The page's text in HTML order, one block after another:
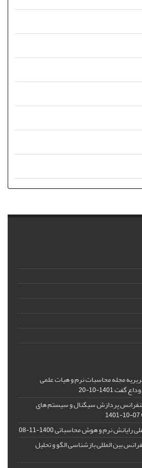
مجله محاسبات نرم و هیات علمی
وداع گفت1401-10-20
پردازش سیگنال و سیستم های
1401-10-07
رایانش نرم و هوش محاسباتی1400-11-08
بین المللی بازشناسی الگو و تحلیل